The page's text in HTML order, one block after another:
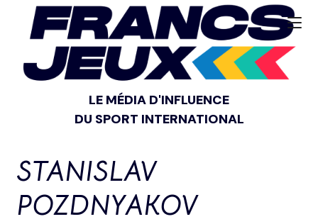
LE MÉDIA D'INFLUENCE
DU SPORT INTERNATIONAL
STANISLAV
POZDNYAKOV